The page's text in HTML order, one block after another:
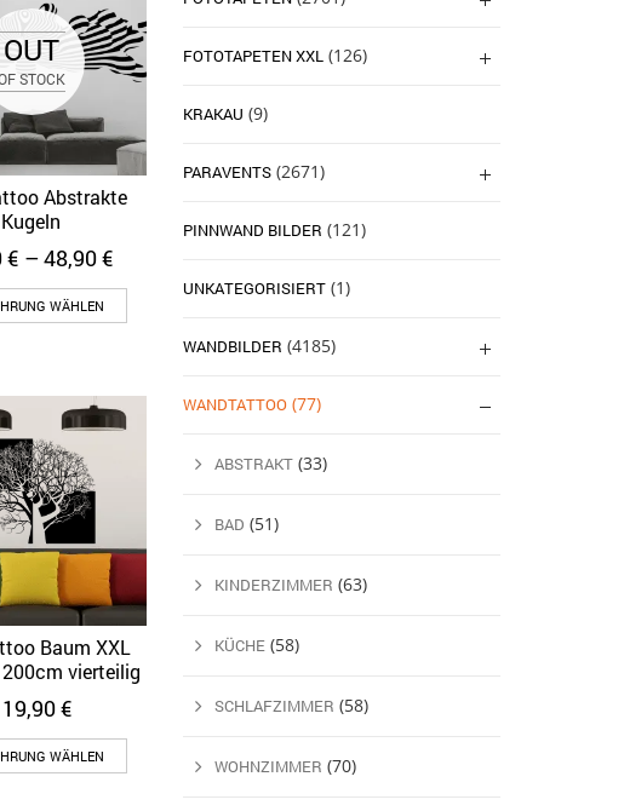
OUT
STOCK
Quick ViewAbstrakte
Kugeln
€ –48,90€
WÄHLEN
Quick View
Baum XXL
vierteilig
€
WÄHLEN
FOTOTAPETEN XXL (126)
KRAKAU (9)
PARAVENTS (2671)
PINNWAND BILDER (121)
UNKATEGORISIERT (1)
WANDBILDER (4185)
WANDTATTOO (77)
ABSTRAKT (33)
BAD (51)
KINDERZIMMER (63)
KÜCHE (58)
SCHLAFZIMMER (58)
WOHNZIMMER (70)